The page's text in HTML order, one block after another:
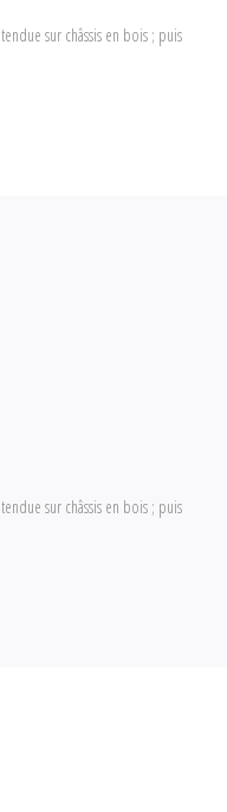
sur châssis en bois ; puis
sur châssis en bois ; puis